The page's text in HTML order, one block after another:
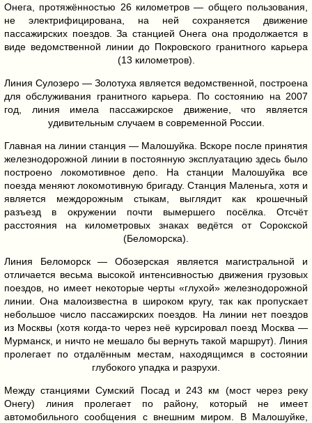
Онега, протяжённостью 26 километров — общего пользования,
не электрифицирована, на ней сохраняется движение
пассажирских поездов. За станцией Онега она продолжается в
виде ведомственной линии до Покровского гранитного карьера
(13 километров).
Линия Сулозеро — Золотуха является ведомственной, построена
для обслуживания гранитного карьера. По состоянию на 2007
год, линия имела пассажирское движение, что является
удивительным случаем в современной России.
Главная на линии станция — Малошуйка. Вскоре после принятия
железнодорожной линии в постоянную эксплуатацию здесь было
построено локомотивное депо. На станции Малошуйка все
поезда меняют локомотивную бригаду. Станция Маленьга, хотя и
является междорожным стыкам, выглядит как крошечный
разъезд в окружении почти вымершего посёлка. Отсчёт
расстояния на километровых знаках ведётся от Сорокской
(Беломорска).
Линия Беломорск — Обозерская является магистральной и
отличается весьма высокой интенсивностью движения грузовых
поездов, но имеет некоторые черты «глухой» железнодорожной
линии. Она малоизвестна в широком кругу, так как пропускает
небольшое число пассажирских поездов. На линии нет поездов
из Москвы (хотя когда-то через неё курсировал поезд Москва —
Мурманск, и ничто не мешало бы вернуть такой маршрут). Линия
пролегает по отдалённым местам, находящимся в состоянии
глубокого упадка и разрухи.
Между станциями Сумский Посад и 243 км (мост через реку
Онегу) линия пролегает по району, который не имеет
автомобильного сообщения с внешним миром. В Малошуйке,